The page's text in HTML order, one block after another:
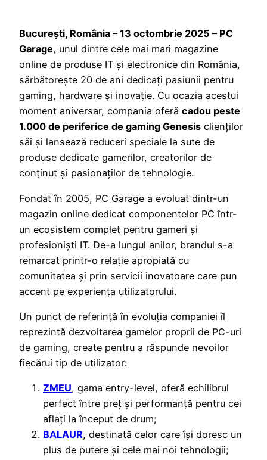
București, România – 13 octombrie 2025 – PC
Garage, unul dintre cele mai mari magazine
online de produse IT și electronice din România,
sărbătorește 20 de ani dedicați pasiunii pentru
gaming, hardware și inovație. Cu ocazia acestui
moment aniversar, compania oferă cadou peste
1.000 de periferice de gaming Genesis clienților
săi și lansează reduceri speciale la sute de
produse dedicate gamerilor, creatorilor de
conținut și pasionaților de tehnologie.
Fondat în 2005, PC Garage a evoluat dintr-un
magazin online dedicat componentelor PC într-
un ecosistem complet pentru gameri și
profesioniști IT. De-a lungul anilor, brandul s-a
remarcat printr-o relație apropiată cu
comunitatea și prin servicii inovatoare care pun
accent pe experiența utilizatorului.
Un punct de referință în evoluția companiei îl
reprezintă dezvoltarea gamelor proprii de PC-uri
de gaming, create pentru a răspunde nevoilor
fiecărui tip de utilizator:
ZMEU, gama entry-level, oferă echilibrul
perfect între preț și performanță pentru cei
aflați la început de drum;
BALAUR, destinată celor care își doresc un
plus de putere și cele mai noi tehnologii;